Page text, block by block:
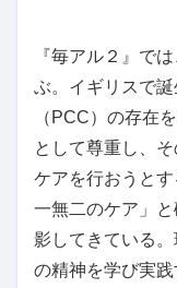
『毎アル２』で
ぶ。イギリスで
（PCC）の存在
として尊重し、
ケアを行おうと
一無二のケア」
影してきている
の精神を学び実践